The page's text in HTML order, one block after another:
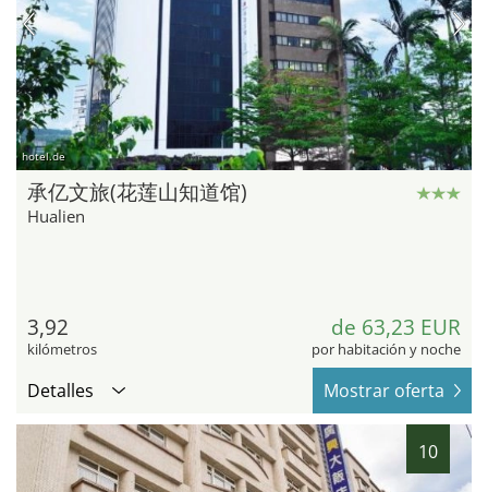
hotel.de
承亿文旅(花莲山知道馆)
Hualien
3,92
kilómetros
de 63,23 EUR
por habitación y noche
Detalles Mostrar oferta
10